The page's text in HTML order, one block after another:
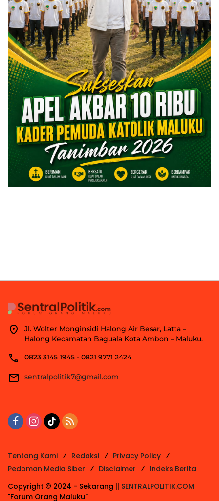
Jl. Wolter Monginsidi Halong Air Besar, Latta –
Halong Kecamatan Baguala Kota Ambon – Maluku.
0823 3145 1945 - 0821 9771 2424
sentralpolitik7@gmail.com
Tentang Kami Redaksi
Privacy Policy
Pedoman Media Siber
Disclaimer
Indeks Berita
Copyright © 2024 - Sekarang || SENTRALPOLITIK.COM
"Forum Orang Maluku"